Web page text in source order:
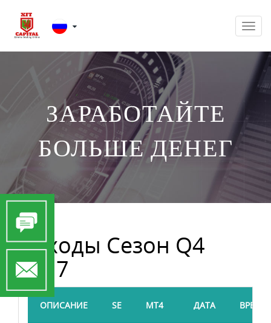
Menu
ЗАРАБОТАЙТЕ
БОЛЬШЕ ДЕНЕГ
Доходы Сезон Q4
2017
ВРЕМЯ
ДАТА
MT4
SE
ОПИСАНИЕ